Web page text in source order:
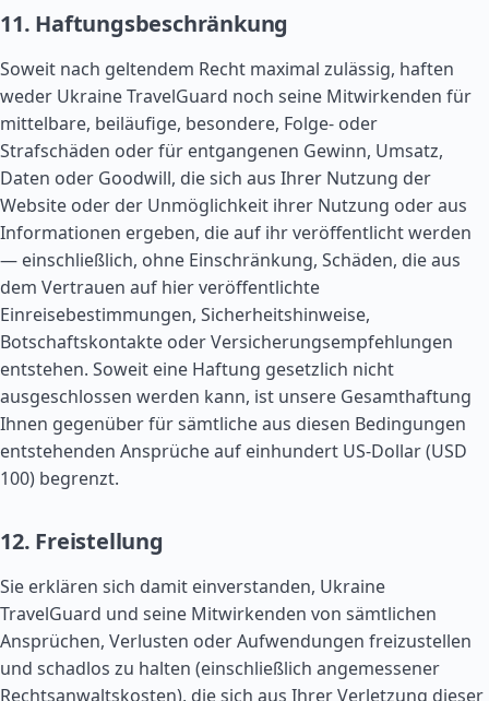
11. Haftungsbeschränkung
Soweit nach geltendem Recht maximal zulässig, haften
weder Ukraine TravelGuard noch seine Mitwirkenden für
mittelbare, beiläufige, besondere, Folge- oder
Strafschäden oder für entgangenen Gewinn, Umsatz,
Daten oder Goodwill, die sich aus Ihrer Nutzung der
Website oder der Unmöglichkeit ihrer Nutzung oder aus
Informationen ergeben, die auf ihr veröffentlicht werden
— einschließlich, ohne Einschränkung, Schäden, die aus
dem Vertrauen auf hier veröffentlichte
Einreisebestimmungen, Sicherheitshinweise,
Botschaftskontakte oder Versicherungsempfehlungen
entstehen. Soweit eine Haftung gesetzlich nicht
ausgeschlossen werden kann, ist unsere Gesamthaftung
Ihnen gegenüber für sämtliche aus diesen Bedingungen
entstehenden Ansprüche auf einhundert US-Dollar (USD
100) begrenzt.
12. Freistellung
Sie erklären sich damit einverstanden, Ukraine
TravelGuard und seine Mitwirkenden von sämtlichen
Ansprüchen, Verlusten oder Aufwendungen freizustellen
und schadlos zu halten (einschließlich angemessener
Rechtsanwaltskosten), die sich aus Ihrer Verletzung dieser